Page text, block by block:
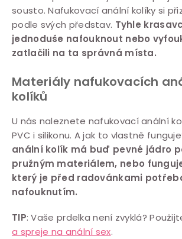
sousto. Nafukovací anální kolíky si
podle svých představ. Tyhle
jednoduše nafouknout nebo
zatlačili na ta správná místa.
Materiály nafukovacích
kolíků
U nás naleznete nafukovací anální
PVC i silikonu. A jak to vlastně
anální kolík má buď pevné jádro
pružným materiálem, nebo
který je před radovánkami
nafouknutím.
TIP: Vaše prdelka není zvyklá?
a spreje na anální sex.